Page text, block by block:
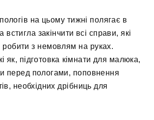
на цьому тижні полягає в
встигла закінчити всі справи, які
з немовлям на руках.
як, підготовка кімнати для малюка,
перед пологами, поповнення
необхідних дрібниць для